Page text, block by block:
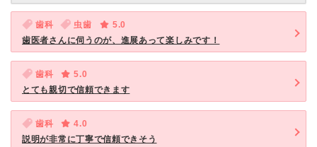
歯科 虫歯
5.0
歯医者さんに伺うのが、進展あって楽しみです！
歯科
5.0
とても親切で信頼できます
歯科
4.0
説明が非常に丁寧で信頼できそう